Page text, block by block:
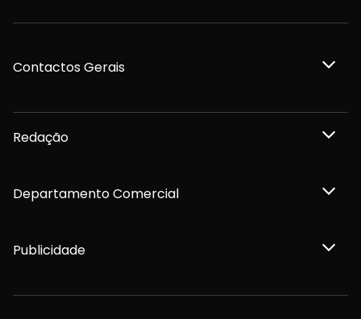
Contactos Gerais
Redação
Departamento Comercial
Publicidade